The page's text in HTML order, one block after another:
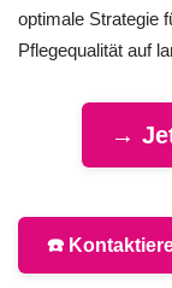
optimale Strategie
Pflegequalität auf
→
☎️